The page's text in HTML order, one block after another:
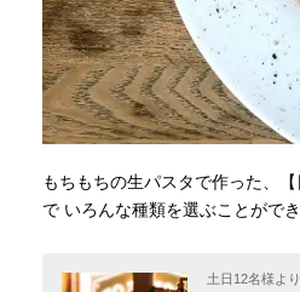
もちもちの生パスタで作った、
で いろんな種類を選ぶことがで
土日12名様よ